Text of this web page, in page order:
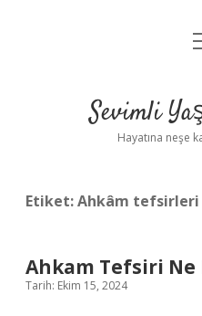
Sevimli
Hayatına neşe
Etiket:Ahkâm
Ahkam Tefsiri Ne
Tarih: Ekim 15, 2024